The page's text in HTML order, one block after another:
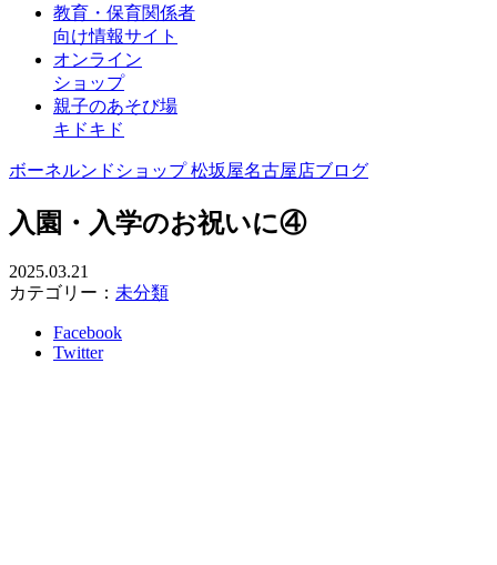
教育・保育関係者
向け情報サイト
オンライン
ショップ
親子のあそび場
キドキド
ボーネルンドショップ 松坂屋名古屋店ブログ
入園・入学のお祝いに④
2025.03.21
カテゴリー： 未分類
Facebook
Twitter